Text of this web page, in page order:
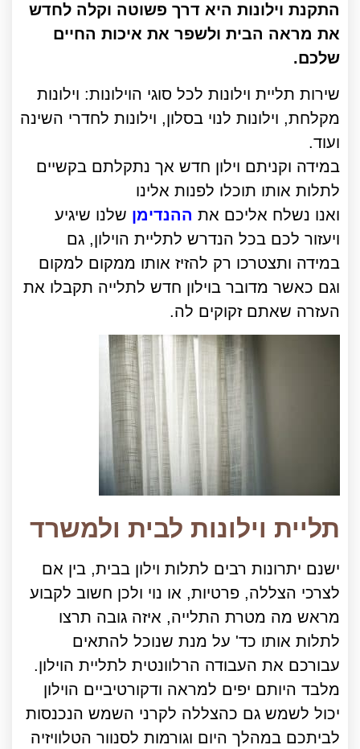
התקנת וילונות היא דרך פשוטה וקלה לחדש
את מראה הבית ולשפר את איכות החיים
שלכם.
שירות תליית וילונות לכל סוגי הוילונות: וילונות
מקלחת, וילונות לנוי בסלון, וילונות לחדרי השינה
ועוד.
במידה וקניתם וילון חדש אך נתקלתם בקשיים
לתלות אותו תוכלו לפנות אלינו
ואנו נשלח אליכם את ההנדימן שלנו שיגיע
ויעזור לכם בכל הנדרש לתליית הוילון, גם
במידה ותצטרכו רק להזיז אותו ממקום למקום
וגם כאשר מדובר בוילון חדש לתלייה תקבלו את
העזרה שאתם זקוקים לה.
תליית וילונות לבית ולמשרד
ישנם יתרונות רבים לתלות וילון בבית, בין אם
לצרכי הצללה, פרטיות, או נוי ולכן חשוב לקבוע
מראש מה מטרת התלייה, איזה גובה תרצו
לתלות אותו כד' על מנת שנוכל להתאים
עבורכם את העבודה הרלוונטית לתליית הוילון.
מלבד היותם יפים למראה ודקורטיביים הוילון
יכול לשמש גם כהצללה לקרני השמש הנכנסות
לביתכם במהלך היום וגורמות לסנוור הטלוויזיה